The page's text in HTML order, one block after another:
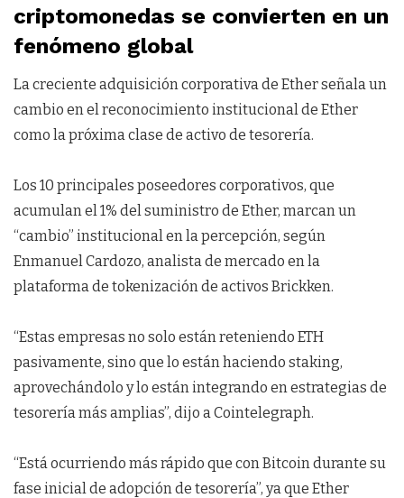
criptomonedas se convierten en un
fenómeno global
La creciente adquisición corporativa de Ether señala un
cambio en el reconocimiento institucional de Ether
como la próxima clase de activo de tesorería.
Los 10 principales poseedores corporativos, que
acumulan el 1% del suministro de Ether, marcan un
“cambio” institucional en la percepción, según
Enmanuel Cardozo, analista de mercado en la
plataforma de tokenización de activos Brickken.
“Estas empresas no solo están reteniendo ETH
pasivamente, sino que lo están haciendo staking,
aprovechándolo y lo están integrando en estrategias de
tesorería más amplias”, dijo a Cointelegraph.
“Está ocurriendo más rápido que con Bitcoin durante su
fase inicial de adopción de tesorería”, ya que Ether